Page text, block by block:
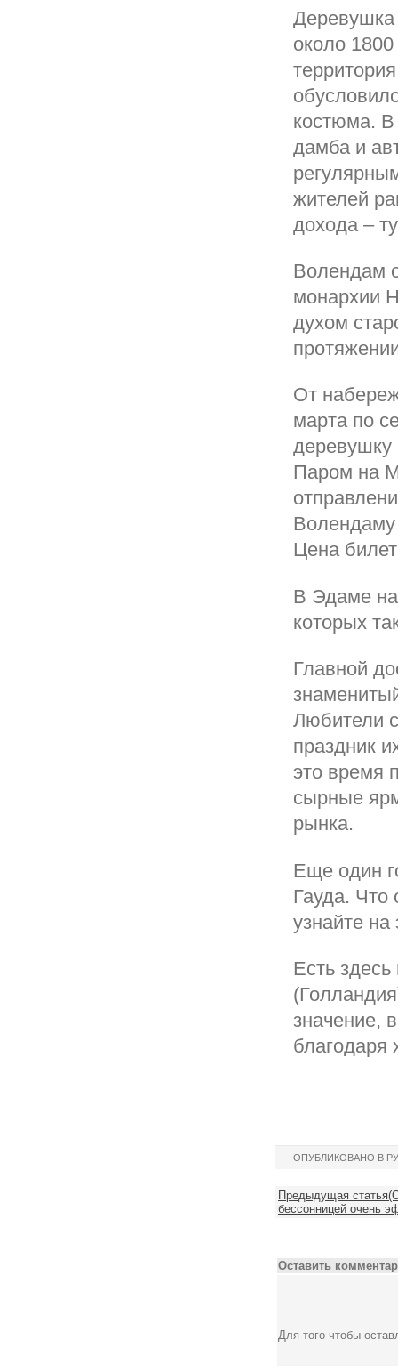
Деревушка
около
костюма. В
дамба и
жителей
дохода –
Волендам
монархии
духом
От
марта по
деревушку
Паром на
Цена
В Эдаме
которых
Главной
Любители
праздник
это время
сырные
рынка.
Еще один
Гауда. Что
узнайте на
Есть
значение,
благодаря
ОПУБЛИКОВАНО В
Предыдущая
бессонницей очень
Оставить
Для того чтобы